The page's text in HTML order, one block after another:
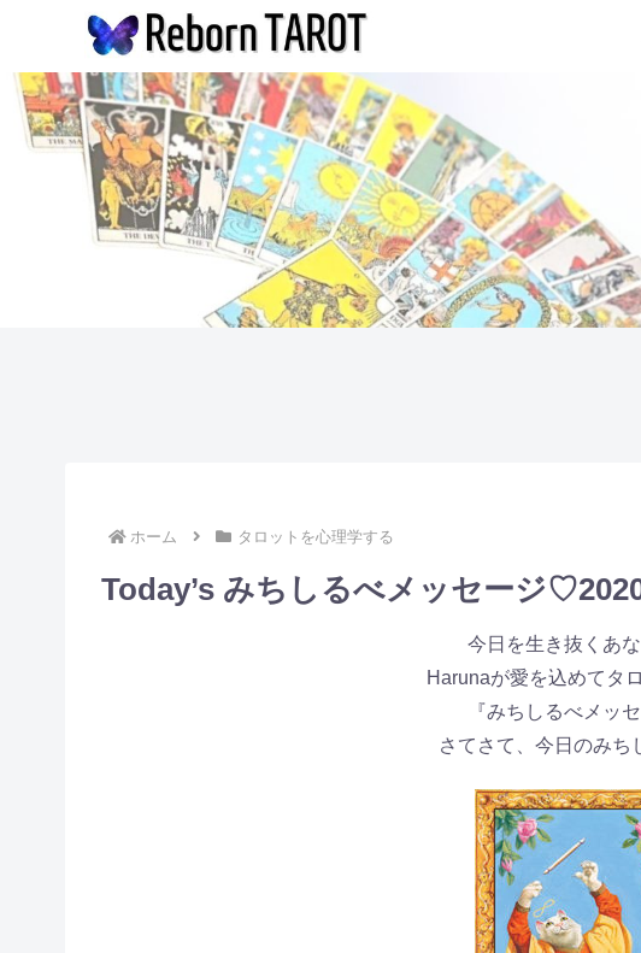
ホーム タロットを心理学する
Today’s みちしるべメッセージ
今日を生き抜くあ
Harunaが愛を込めてタ
『みちしるべメッセ
さてさて、今日のみ